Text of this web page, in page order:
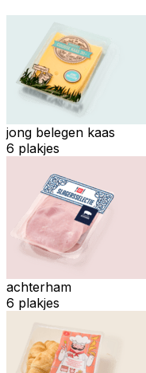
jong belegen kaas
6 plakjes
achterham
6 plakjes